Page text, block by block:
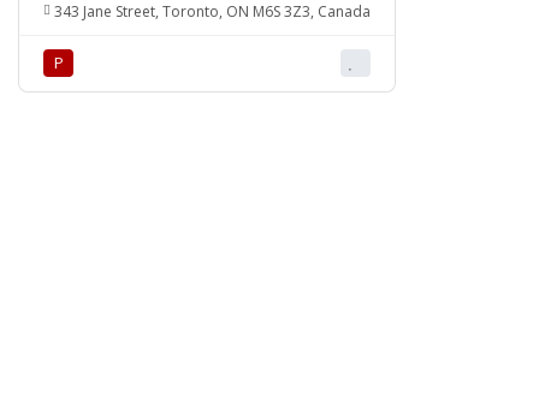
343 Jane Street, Toronto, ON M6S 3Z3, Canada
Р